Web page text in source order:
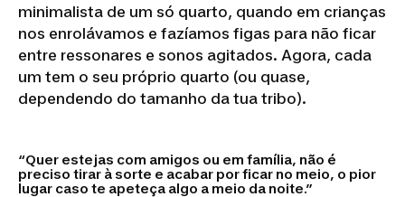
minimalista de um só quarto, quando em crianças
nos enrolávamos e fazíamos figas para não ficar
entre ressonares e sonos agitados. Agora, cada
um tem o seu próprio quarto (ou quase,
dependendo do tamanho da tua tribo).
Quer estejas com amigos ou em família, não é
preciso tirar à sorte e acabar por ficar no meio, o pior
lugar caso te apeteça algo a meio da noite.